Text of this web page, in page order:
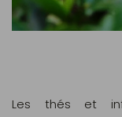
Les thés et